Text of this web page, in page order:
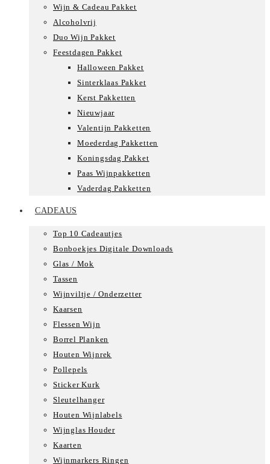
Wijn & Cadeau Pakket
Alcoholvrij
Duo Wijn Pakket
Feestdagen Pakket
Halloween Pakket
Sinterklaas Pakket
Kerst Pakketten
Nieuwjaar
Valentijn Pakketten
Moederdag Pakketten
Koningsdag Pakket
Paas Wijnpakketten
Vaderdag Pakketten
CADEAUS
Top 10 Cadeautjes
Bonboekjes Digitale Downloads
Glas / Mok
Tassen
Wijnviltje / Onderzetter
Kaarsen
Flessen Wijn
Borrel Planken
Houten Wijnrek
Pollepels
Sticker Kurk
Sleutelhanger
Houten Wijnlabels
Wijnglas Houder
Kaarten
Wijnmarkers Ringen